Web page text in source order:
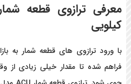
کیلویی
با ورود ترازوی های قطعه شمار به
فراهم شده تا مقدار خیلی زیادی از